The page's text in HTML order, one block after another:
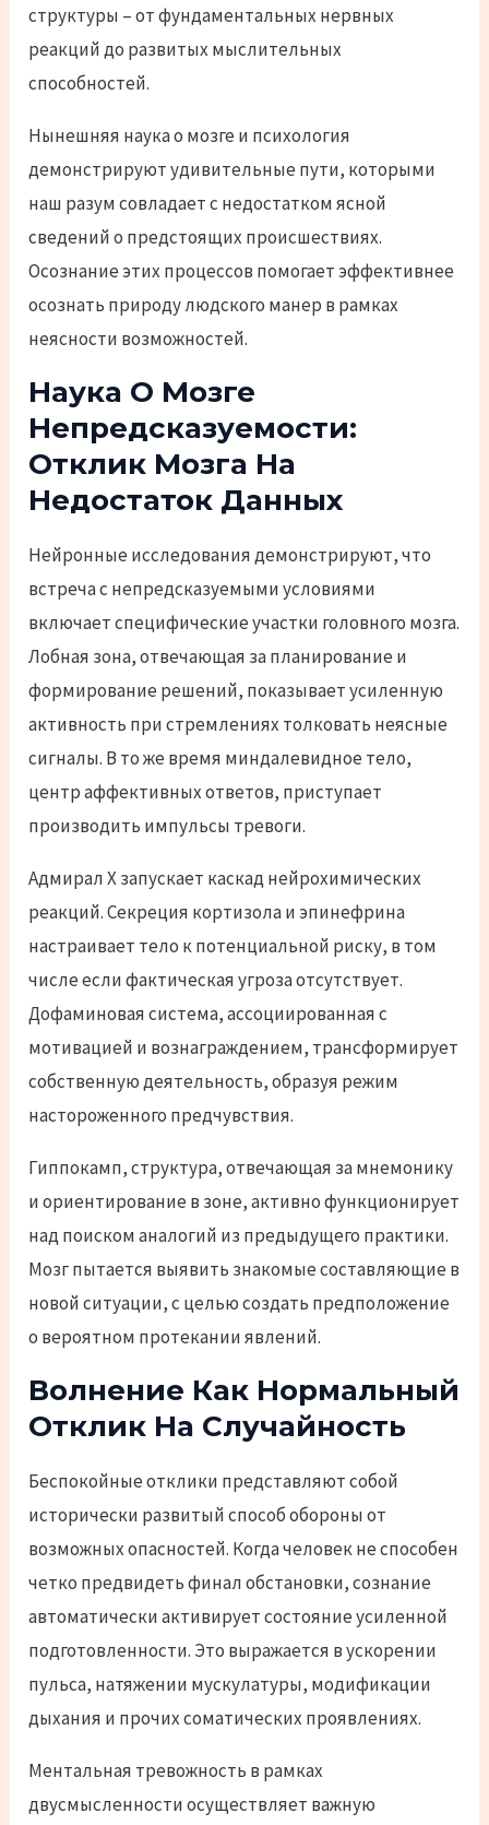
структуры – от фундаментальных нервных
реакций до развитых мыслительных
способностей.
Нынешняя наука о мозге и психология
демонстрируют удивительные пути, которыми
наш разум совладает с недостатком ясной
сведений о предстоящих происшествиях.
Осознание этих процессов помогает эффективнее
осознать природу людского манер в рамках
неясности возможностей.
Наука О Мозге
Непредсказуемости:
Отклик Мозга На
Недостаток Данных
Нейронные исследования демонстрируют, что
встреча с непредсказуемыми условиями
включает специфические участки головного мозга.
Лобная зона, отвечающая за планирование и
формирование решений, показывает усиленную
активность при стремлениях толковать неясные
сигналы. В то же время миндалевидное тело,
центр аффективных ответов, приступает
производить импульсы тревоги.
Адмирал Х запускает каскад нейрохимических
реакций. Секреция кортизола и эпинефрина
настраивает тело к потенциальной риску, в том
числе если фактическая угроза отсутствует.
Дофаминовая система, ассоциированная с
мотивацией и вознаграждением, трансформирует
собственную деятельность, образуя режим
настороженного предчувствия.
Гиппокамп, структура, отвечающая за мнемонику
и ориентирование в зоне, активно функционирует
над поиском аналогий из предыдущего практики.
Мозг пытается выявить знакомые составляющие в
новой ситуации, с целью создать предположение
о вероятном протекании явлений.
Волнение Как Нормальный
Отклик На Случайность
Беспокойные отклики представляют собой
исторически развитый способ обороны от
возможных опасностей. Когда человек не способен
четко предвидеть финал обстановки, сознание
автоматически активирует состояние усиленной
подготовленности. Это выражается в ускорении
пульса, натяжении мускулатуры, модификации
дыхания и прочих соматических проявлениях.
Ментальная тревожность в рамках
двусмысленности осуществляет важную